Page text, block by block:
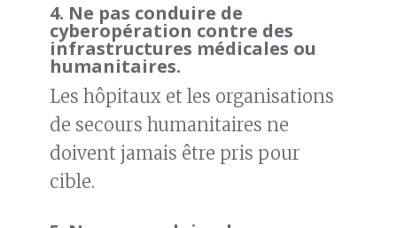
4. Ne pas conduire de
cyberopération contre des
infrastructures médicales ou
humanitaires.
Les hôpitaux et les organisations
de secours humanitaires ne
doivent jamais être pris pour
cible.